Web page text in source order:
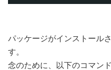
パッケージがインストール
す。
念のために、以下のコマン